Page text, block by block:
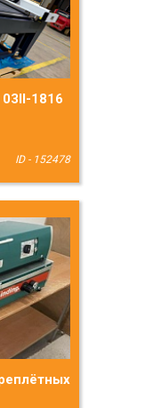
1816
ID - 152478